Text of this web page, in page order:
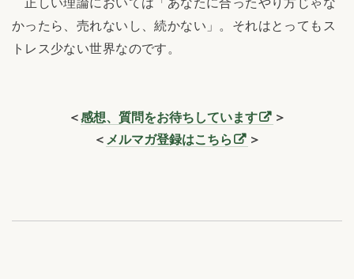
かったら、売れないし、続かない」。それはとってもス
トレス少ない世界なのです。
＜感想、質問をお待ちしています
＞
＜ メルマガ登録はこちら ＞